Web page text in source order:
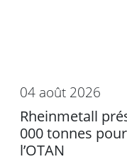
04 août 2026
Rheinmetall
000 tonnes
l’OTAN